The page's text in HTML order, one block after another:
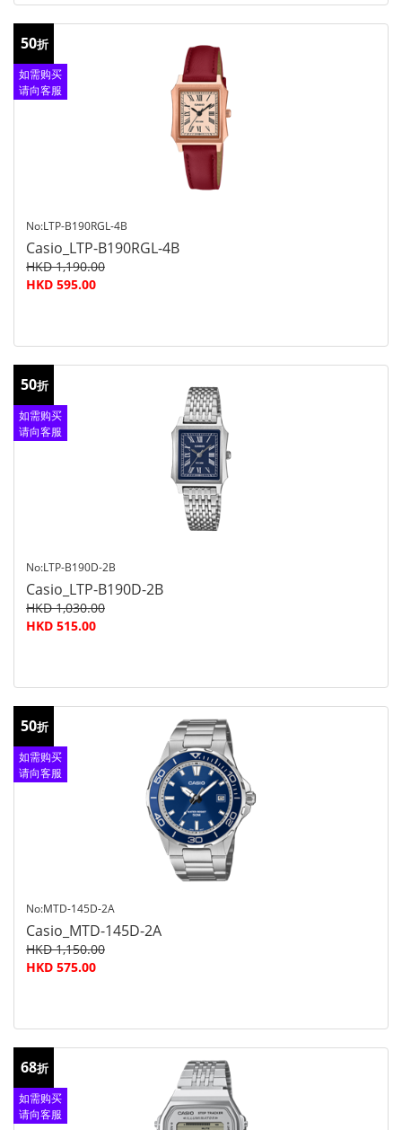
50折
如需购买
请向客服
No:LTP-B190RGL-4B
Casio_LTP-B190RGL-4B
HKD 1,190.00
HKD 595.00
50折
如需购买
请向客服
No:LTP-B190D-2B
Casio_LTP-B190D-2B
HKD 1,030.00
HKD 515.00
50折
如需购买
请向客服
No:MTD-145D-2A
Casio_MTD-145D-2A
HKD 1,150.00
HKD 575.00
68折
如需购买
请向客服